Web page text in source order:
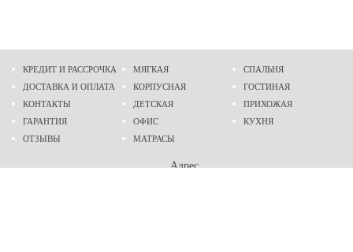
КРЕДИТ И РАССРОЧКА
ДОСТАВКА И ОПЛАТА
КОНТАКТЫ
ГАРАНТИЯ
ОТЗЫВЫ
МЯГКАЯ
КОРПУСНАЯ
ДЕТСКАЯ
ОФИС
МАТРАСЫ
СПАЛЬНЯ
ГОСТИНАЯ
ПРИХОЖАЯ
КУХНЯ
Адрес